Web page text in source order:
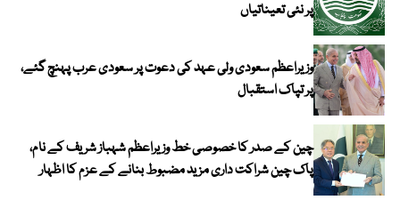
پر نئی تعیناتیاں
وزیراعظم سعودی ولی عہد کی دعوت پر سعودی عرب پہنچ گئے،
پر تپاک استقبال
چین کے صدر کا خصوصی خط وزیراعظم شہباز شریف کے نام،
پاک چین شراکت داری مزید مضبوط بنانے کے عزم کا اظہار